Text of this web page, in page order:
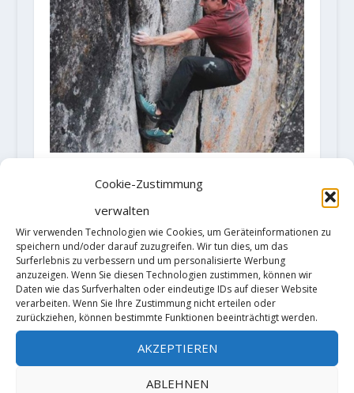
Cookie-Zustimmung
verwalten
Wir verwenden Technologien wie Cookies, um Geräteinformationen zu
speichern und/oder darauf zuzugreifen. Wir tun dies, um das
Surferlebnis zu verbessern und um personalisierte Werbung
anzuzeigen. Wenn Sie diesen Technologien zustimmen, können wir
Daten wie das Surfverhalten oder eindeutige IDs auf dieser Website
verarbeiten. Wenn Sie Ihre Zustimmung nicht erteilen oder
zurückziehen, können bestimmte Funktionen beeinträchtigt werden.
AKZEPTIEREN
ABLEHNEN
FA "Equanimity" (8C/V15) by Carlo
Traversi
5. November 2020